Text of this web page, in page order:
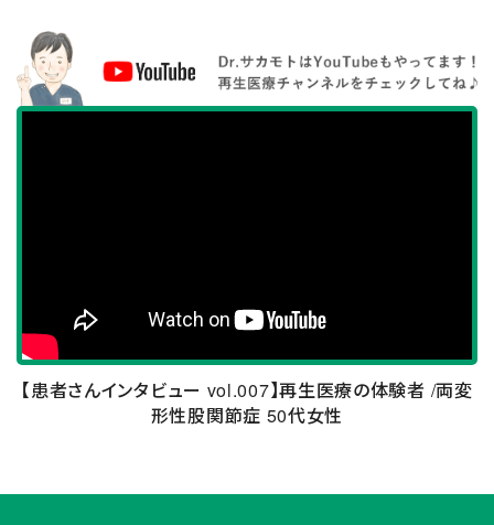
【患者さんインタビュー vol.007】再生医療の体験者 /両変
形性股関節症 50代女性